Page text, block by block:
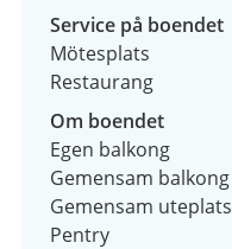
Service på boendet
Mötesplats
Restaurang
Om boendet
Egen balkong
Gemensam balkong
Gemensam uteplats
Pentry